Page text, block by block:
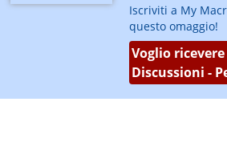
Iscriviti a My
questo omaggio!
Voglio
Discussioni -